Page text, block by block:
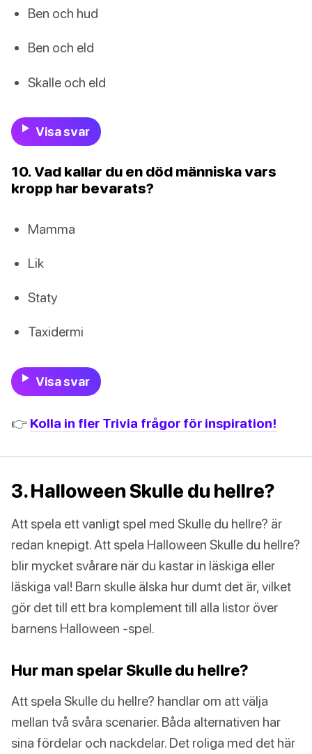
Ben och hud
Ben och eld
Skalle och eld
Visa svar
10. Vad kallar du en död människa vars
kropp har bevarats?
Mamma
Lik
Staty
Taxidermi
Visa svar
👉 Kolla in fler Trivia frågor för inspiration!
3. Halloween Skulle du hellre?
Att spela ett vanligt spel med Skulle du hellre? är
redan knepigt. Att spela Halloween Skulle du hellre?
blir mycket svårare när du kastar in läskiga eller
läskiga val! Barn skulle älska hur dumt det är, vilket
gör det till ett bra komplement till alla listor över
barnens Halloween -spel.
Hur man spelar Skulle du hellre?
Att spela Skulle du hellre? handlar om att välja
mellan två svåra scenarier. Båda alternativen har
sina fördelar och nackdelar. Det roliga med det här